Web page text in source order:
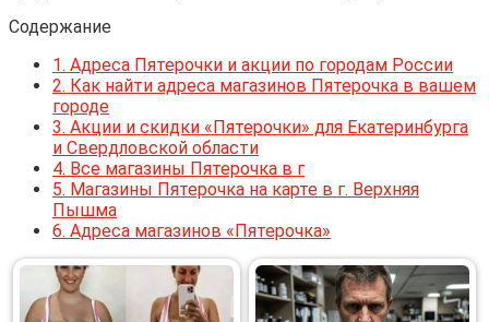
Содержание
1. Адреса Пятерочки и акции по городам России
2. Как найти адреса магазинов Пятерочка в вашем
городе
3. Акции и скидки «Пятерочки» для Екатеринбурга
и Свердловской области
4. Все магазины Пятерочка в г
5. Магазины Пятерочка на карте в г. Верхняя
Пышма
6. Адреса магазинов «Пятерочка»